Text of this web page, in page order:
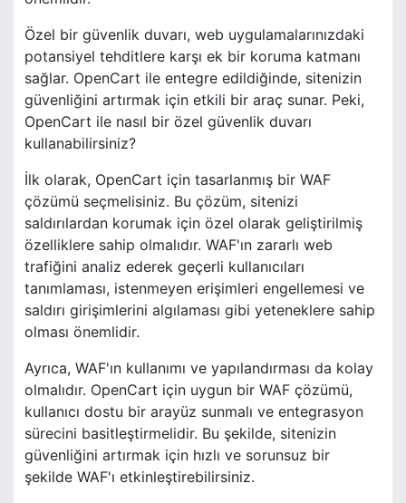
Özel bir güvenlik duvarı, web uygulamalarınızdaki
potansiyel tehditlere karşı ek bir koruma katmanı
sağlar. OpenCart ile entegre edildiğinde, sitenizin
güvenliğini artırmak için etkili bir araç sunar. Peki,
OpenCart ile nasıl bir özel güvenlik duvarı
kullanabilirsiniz?
İlk olarak, OpenCart için tasarlanmış bir WAF
çözümü seçmelisiniz. Bu çözüm, sitenizi
saldırılardan korumak için özel olarak geliştirilmiş
özelliklere sahip olmalıdır. WAF'ın zararlı web
trafiğini analiz ederek geçerli kullanıcıları
tanımlaması, istenmeyen erişimleri engellemesi ve
saldırı girişimlerini algılaması gibi yeteneklere sahip
olması önemlidir.
Ayrıca, WAF'ın kullanımı ve yapılandırması da kolay
olmalıdır. OpenCart için uygun bir WAF çözümü,
kullanıcı dostu bir arayüz sunmalı ve entegrasyon
sürecini basitleştirmelidir. Bu şekilde, sitenizin
güvenliğini artırmak için hızlı ve sorunsuz bir
şekilde WAF'ı etkinleştirebilirsiniz.